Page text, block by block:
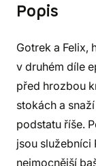
Popis
Gotrek a Felix,
v druhém díle
před hrozbou
stokách a
podstatu říše.
jsou služebníci
nejmocnější